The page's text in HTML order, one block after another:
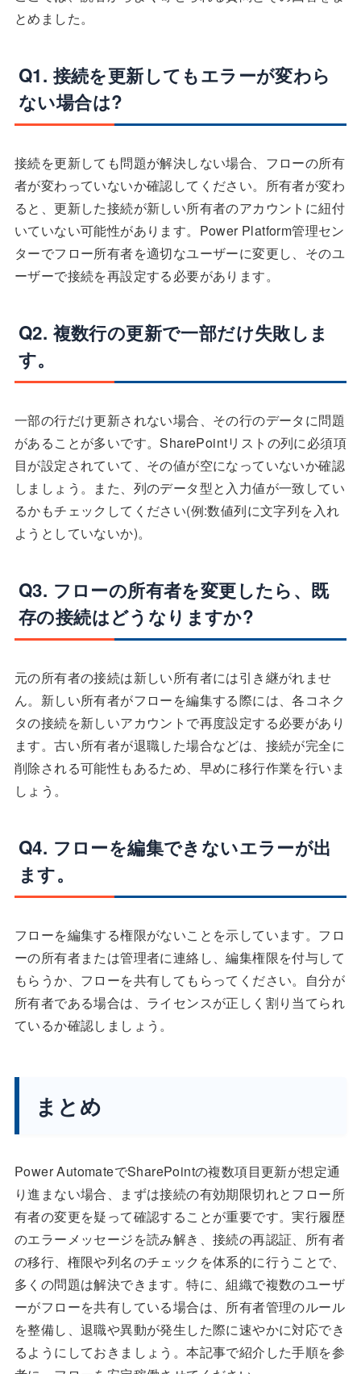
とめました。
Q1. 接続を更新してもエラーが変わら
ない場合は?
接続を更新しても問題が解決しない場合、フローの所有
者が変わっていないか確認してください。所有者が変わ
ると、更新した接続が新しい所有者のアカウントに紐付
いていない可能性があります。Power Platform管理セン
ターでフロー所有者を適切なユーザーに変更し、そのユ
ーザーで接続を再設定する必要があります。
Q2. 複数行の更新で一部だけ失敗しま
す。
一部の行だけ更新されない場合、その行のデータに問題
があることが多いです。SharePointリストの列に必須項
目が設定されていて、その値が空になっていないか確認
しましょう。また、列のデータ型と入力値が一致してい
るかもチェックしてください(例:数値列に文字列を入れ
ようとしていないか)。
Q3. フローの所有者を変更したら、既
存の接続はどうなりますか?
元の所有者の接続は新しい所有者には引き継がれませ
ん。新しい所有者がフローを編集する際には、各コネク
タの接続を新しいアカウントで再度設定する必要があり
ます。古い所有者が退職した場合などは、接続が完全に
削除される可能性もあるため、早めに移行作業を行いま
しょう。
Q4. フローを編集できないエラーが出
ます。
フローを編集する権限がないことを示しています。フロ
ーの所有者または管理者に連絡し、編集権限を付与して
もらうか、フローを共有してもらってください。自分が
所有者である場合は、ライセンスが正しく割り当てられ
ているか確認しましょう。
まとめ
Power AutomateでSharePointの複数項目更新が想定通
り進まない場合、まずは接続の有効期限切れとフロー所
有者の変更を疑って確認することが重要です。実行履歴
のエラーメッセージを読み解き、接続の再認証、所有者
の移行、権限や列名のチェックを体系的に行うことで、
多くの問題は解決できます。特に、組織で複数のユーザ
ーがフローを共有している場合は、所有者管理のルール
を整備し、退職や異動が発生した際に速やかに対応でき
るようにしておきましょう。本記事で紹介した手順を参